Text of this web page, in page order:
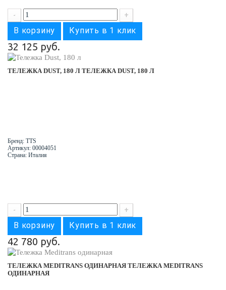
- +
В корзину Купить в 1 клик
32 125 руб.
ТЕЛЕЖКА DUST, 180 Л ТЕЛЕЖКА DUST, 180 Л
Бренд: TTS
Артикул: 00004051
Страна: Италия
- +
В корзину Купить в 1 клик
42 780 руб.
ТЕЛЕЖКА MEDITRANS ОДИНАРНАЯ ТЕЛЕЖКА MEDITRANS
ОДИНАРНАЯ